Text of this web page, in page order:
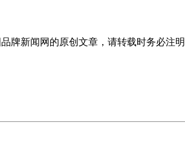
牌新闻网的原创文章，请转载时务必注